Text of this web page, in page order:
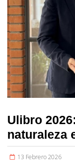
Ulibro
naturaleza
13 Febrero 2026